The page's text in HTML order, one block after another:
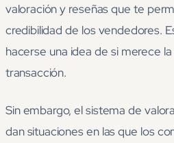
valoración y reseñas que te
credibilidad de los vendedores.
hacerse una idea de si merece
transacción.
Sin embargo, el sistema de
dan situaciones en las que los